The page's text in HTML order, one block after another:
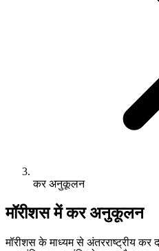
कर अनुकूलन
मॉरीशस में कर अनुकूलन
मॉरीशस के माध्यम से अंतरराष्ट्रीय कर